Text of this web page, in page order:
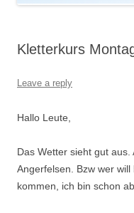
Kletterkurs
Leave a reply
Hallo Leute,
Das Wetter sieht gut
Angerfelsen. Bzw wer
kommen, ich bin schon